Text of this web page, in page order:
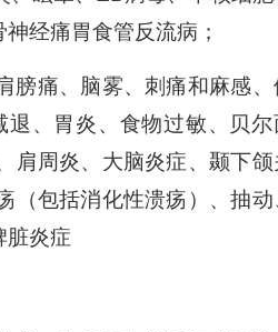
经痛胃食管反流病；
膀痛、脑雾、刺痛和麻感、
、胃炎、食物过敏、贝尔
肩周炎、大脑炎症、颞下颌
包括消化性溃疡）、抽动
脏炎症